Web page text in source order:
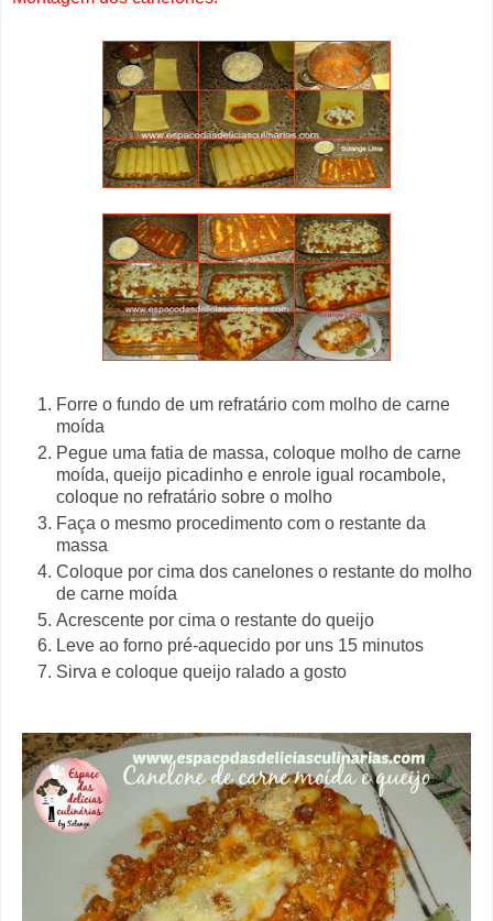
Forre o fundo de um refratário com molho de carne
moída
Pegue uma fatia de massa, coloque molho de carne
moída, queijo picadinho e enrole igual rocambole,
coloque no refratário sobre o molho
Faça o mesmo procedimento com o restante da
massa
Coloque por cima dos canelones o restante do molho
de carne moída
Acrescente por cima o restante do queijo
Leve ao forno pré-aquecido por uns 15 minutos
Sirva e coloque queijo ralado a gosto